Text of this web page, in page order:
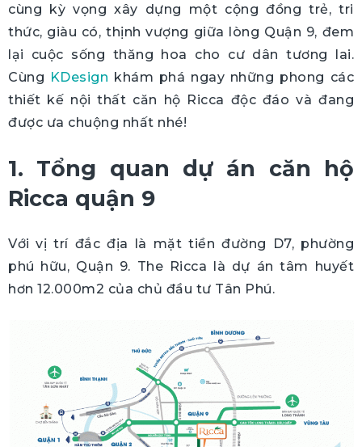
cùng kỳ vọng xây dựng một cộng đồng trẻ, tri
thức, giàu có, thịnh vượng giữa lòng Quận 9, đem
lại cuộc sống thăng hoa cho cư dân tương lai.
Cùng KDesign khám phá ngay những phong các
thiết kế nội thất căn hộ Ricca độc đáo và đang
được ưa chuộng nhất nhé!
1. Tổng quan dự án căn hộ
Ricca quận 9
Với vị trí đắc địa là mặt tiền đường D7, phường
phú hữu, Quận 9. The Ricca là dự án tâm huyết
hơn 12.000m2 của chủ đầu tư Tân Phú.